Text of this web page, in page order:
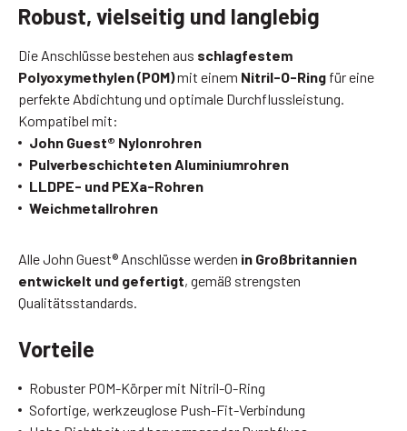
Robust, vielseitig und langlebig
Die Anschlüsse bestehen aus schlagfestem
Polyoxymethylen (POM)mit einem Nitril-O-Ring für eine
perfekte Abdichtung und optimale Durchflussleistung.
Kompatibel mit:
John Guest® Nylonrohren
Pulverbeschichteten Aluminiumrohren
LLDPE- und PEXa-Rohren
Weichmetallrohren
Alle John Guest® Anschlüsse werden in Großbritannien
entwickelt und gefertigt, gemäß strengsten
Qualitätsstandards.
Vorteile
Robuster POM-Körper mit Nitril-O-Ring
Sofortige, werkzeuglose Push-Fit-Verbindung